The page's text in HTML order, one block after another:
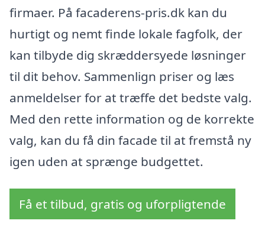
firmaer. På facaderens-pris.dk kan du
hurtigt og nemt finde lokale fagfolk, der
kan tilbyde dig skræddersyede løsninger
til dit behov. Sammenlign priser og læs
anmeldelser for at træffe det bedste valg.
Med den rette information og de korrekte
valg, kan du få din facade til at fremstå ny
igen uden at sprænge budgettet.
Få et tilbud, gratis og uforpligtende